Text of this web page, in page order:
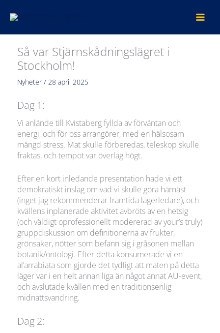
Så var Stjärnskådningslägret i
Stockholm!
Nyheter/ 28 april 2025
Dag 1:
Vi anlände till Kvistaberg fyllda av förväntan och
energi, och för oss arrangörer, med en hälsosam
mängd stress. Mat skulle förberedas, teleskop skulle
fraktas, och tempot var överlag högt.
Efter en kort inledande presentation hade vi ett
demokratiskt inslag om vad vi skulle göra härnäst
(inget jag rekommenderar framtida lägerledare), och
kvällens inplanerade aktivitet avbröts av en hetsig
(och väldigt oprofessionellt modererad av your’s truly)
gruppdiskussion om definitionerna av frukter,
grönsaker, nötter som befann sig i gråsonen mellan
botanik/ontologi. Efter detta konsumerade vi en
al’arrabiata som gjorde det tydligt att maten på detta
läger var i en helt annan liga än något annat AU-event,
och avslutade kvällen med en traditionsenlig
midnattsvandring.
Dag 2: